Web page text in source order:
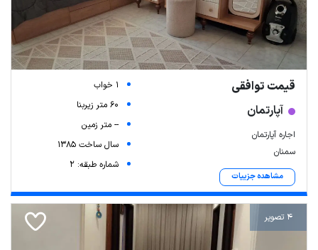
قیمت توافقی
آپارتمان
اجاره آپارتمان
سمنان
مشاهده جزییات
1 خواب
60 متر زیربنا
-- متر زمین
سال ساخت 1385
شماره طبقه: 2
4 تصویر